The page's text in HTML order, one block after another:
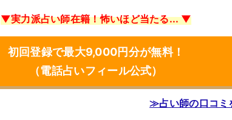
▼実力派占い師在籍！怖いほど当たる... ▼
初回登録で最大9,000円分が無料！
（電話占いフィール公式）
≫占い師の口コミ